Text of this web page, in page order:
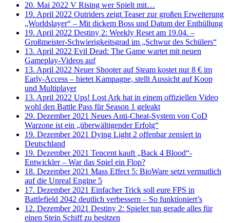
20. Mai 2022 V Rising wer Spielt mit…
19. April 2022 Outriders zeigt Teaser zur großen Erweiterung
„Worldslayer“ – Mit dickem Boss und Datum der Enthüllung
19. April 2022 Destiny 2: Weekly Reset am 19.04. –
Großmeister-Schwierigkeitsgrad im „Schwur des Schülers“
13. April 2022 Evil Dead: The Game wartet mit neuen
Gameplay-Videos auf
13. April 2022 Neuer Shooter auf Steam kostet nur 8 € im
Early-Access – bietet Kampagne, stellt Aussicht auf Koop
und Multiplayer
13. April 2022 Ups! Lost Ark hat in einem offiziellen Video
wohl den Battle Pass für Season 1 geleakt
29. Dezember 2021 Neues Anti-Cheat-System von CoD
Warzone ist ein „überwältigender Erfolg“
19. Dezember 2021 Dying Light 2 offenbar zensiert in
Deutschland
19. Dezember 2021 Tencent kauft „Back 4 Blood“-
Entwickler – War das Spiel ein Flop?
18. Dezember 2021 Mass Effect 5: BioWare setzt vermutlich
auf die Unreal Engine 5
17. Dezember 2021 Einfacher Trick soll eure FPS in
Battlefield 2042 deutlich verbessern – So funktioniert’s
12. Dezember 2021 Destiny 2: Spieler tun gerade alles für
einen Stein Schiff zu besitzen